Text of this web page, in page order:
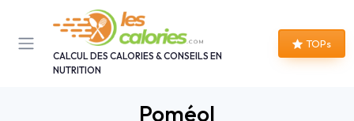
CALCUL DES CALORIES & CONSEILS EN
NUTRITION
TOPs
Poméol
Panneau de gestion des cookies